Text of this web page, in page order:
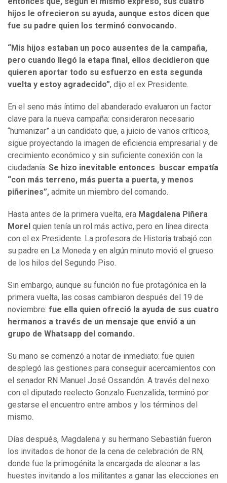
hijos le ofrecieron su ayuda, aunque estos dicen que
fue su padre quien los terminó convocando.
“Mis hijos estaban un poco ausentes de la campaña,
pero cuando llegó la etapa final, ellos decidieron que
quieren aportar todo su esfuerzo en esta segunda
vuelta y estoy agradecido”, dijo el ex Presidente.
En el seno más íntimo del abanderado evaluaron un factor
clave para la nueva campaña: consideraron necesario
“humanizar” a un candidato que, a juicio de varios críticos,
sigue proyectando la imagen de eficiencia empresarial y de
crecimiento económico y sin suficiente conexión con la
ciudadanía. Se hizo inevitable entonces buscar empatía
“con más terreno, más puerta a puerta, y menos
piñerines”, admite un miembro del comando.
Hasta antes de la primera vuelta, era Magdalena Piñera
Morel quien tenía un rol más activo, pero en línea directa
con el ex Presidente. La profesora de Historia trabajó con
su padre en La Moneda y en algún minuto movió el grueso
de los hilos del Segundo Piso.
Sin embargo, aunque su función no fue protagónica en la
primera vuelta, las cosas cambiaron después del 19 de
noviembre: fue ella quien ofreció la ayuda de sus cuatro
hermanos a través de un mensaje que envió a un
grupo de Whatsapp del comando.
Su mano se comenzó a notar de inmediato: fue quien
desplegó las gestiones para conseguir acercamientos con
el senador RN Manuel José Ossandón. A través del nexo
con el diputado reelecto Gonzalo Fuenzalida, terminó por
gestarse el encuentro entre ambos y los términos del
mismo.
Días después, Magdalena y su hermano Sebastián fueron
los invitados de honor de la cena de celebración de RN,
donde fue la primogénita la encargada de aleonar a las
huestes invitando a los militantes a ganar las elecciones en